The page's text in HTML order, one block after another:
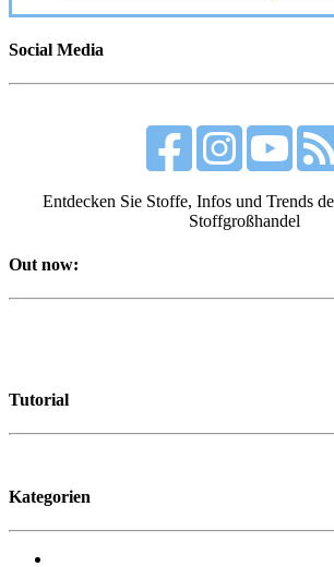
Social Media
Entdecken Sie Stoffe, Infos und Trends
Stoffgroßhandel
Out now:
Tutorial
Kategorien